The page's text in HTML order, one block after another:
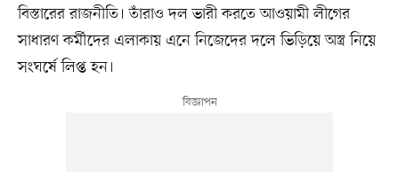
বিস্তারের রাজনীতি। তাঁরাও দল ভারী করতে আওয়ামী লীগের
সাধারণ কর্মীদের এলাকায় এনে নিজেদের দলে ভিড়িয়ে অস্ত্র নিয়ে
সংঘর্ষে লিপ্ত হন।